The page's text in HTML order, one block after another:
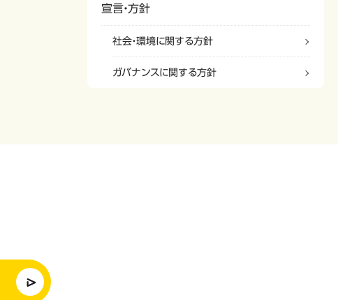
宣言・方針
社会・環境に関する方針
ガバナンスに関する方針